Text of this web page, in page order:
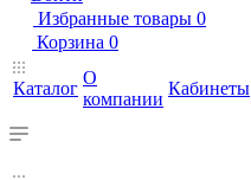
Избранные товары 0
Корзина 0
Каталог
О
компании
Кабинеты